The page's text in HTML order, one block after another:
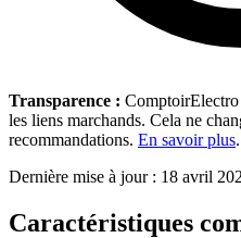
Transparence :
les liens marchands. Cela ne
recommandations. En savoir plus.
Dernière mise à jour : 18 avril
Caractéristiques